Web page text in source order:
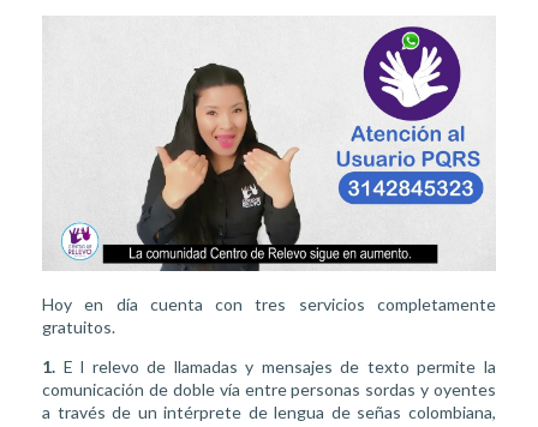
Hoy en día cuenta con tres servicios completamente
gratuitos.
1. E l relevo de llamadas y mensajes de texto permite la
comunicación de doble vía entre personas sordas y oyentes
a través de un intérprete de lengua de señas colombiana,